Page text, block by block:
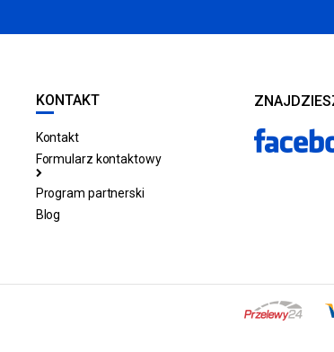
KONTAKT
Kontakt
Formularz kontaktowy
Program partnerski
Blog